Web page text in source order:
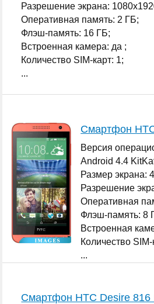
Разрешение экрана:
Оперативная память: 2 ГБ;
Флэш-память: 16 ГБ;
Встроенная камера: да ;
Количество SIM-карт: 1;
...
Смартфон
Версия
Android 4.4
Размер экрана:
Разрешение
Оперативная
Флэш-память: 8
Встроенная
Количество SIM-
...
Смартфон HTC Desire 816